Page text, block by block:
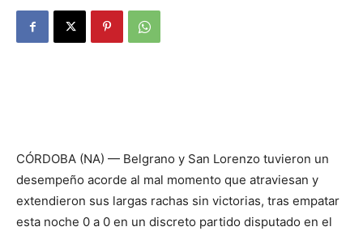
CÓRDOBA (NA) — Belgrano y San Lorenzo tuvieron un
desempeño acorde al mal momento que atraviesan y
extendieron sus largas rachas sin victorias, tras empatar
esta noche 0 a 0 en un discreto partido disputado en el